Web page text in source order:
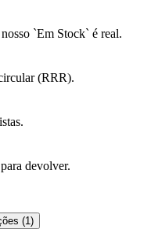
`Em Stock` é real.
(RRR).
devolver.
(1)